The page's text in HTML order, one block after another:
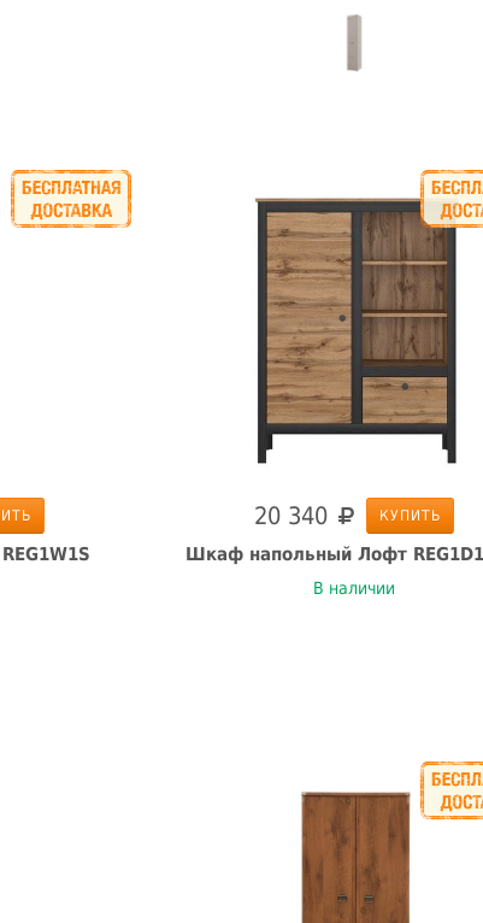
20 340 КУПИТЬ
Шкаф напольный Лофт
В наличии